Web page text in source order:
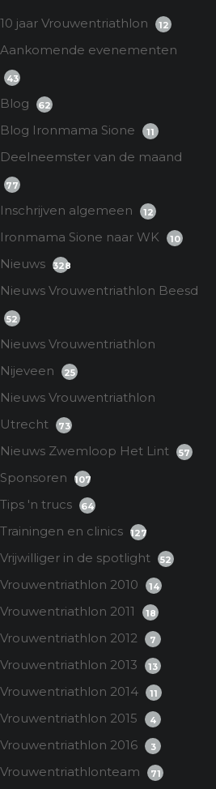
10 jaar Vrouwentriathlon 12
Aankomende evenementen
43
Blog 62
Blog Ironmama Sione 11
Deelneemster van de maand
77
Inschrijven algemeen 12
Ironmama Sione naar WK 10
Nieuws 328
Nieuws Vrouwentriathlon Beesd
52
Nieuws Vrouwentriathlon
Nijeveen
25
Nieuws Vrouwentriathlon
Utrecht
73
Nieuws Zwemloop Het Lint 57
Sponsoren 107
Tips 'n trucs 64
Trainingen en clinics 127
Vrijwilliger in de spotlight 52
Vrouwentriathlon 2010 14
Vrouwentriathlon 2011 18
Vrouwentriathlon 2012 7
Vrouwentriathlon 2013 13
Vrouwentriathlon 2014 11
Vrouwentriathlon 2015 4
Vrouwentriathlon 2016 3
Vrouwentriathlonteam 71